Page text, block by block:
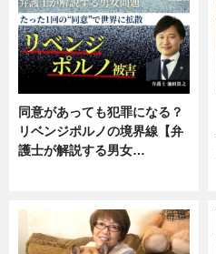
同意があっても犯罪になる？
リベンジポルノの境界線【弁
護士が解説する男女…